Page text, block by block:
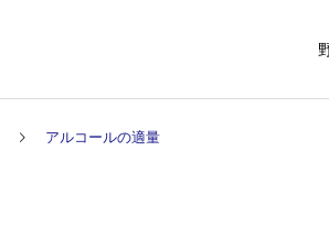
アルコールの適量